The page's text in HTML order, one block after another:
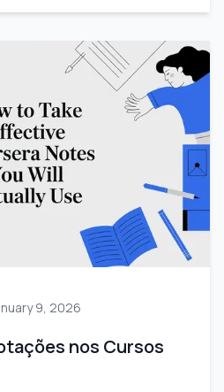
9, 2026
nos Cursos